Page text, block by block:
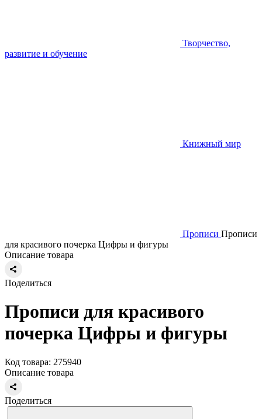
Творчество,
развитие и обучение
Книжный мир
Прописи Прописи
для красивого почерка Цифры и фигуры
Описание товара
Поделиться
Прописи для красивого
почерка Цифры и фигуры
Код товара: 275940
Описание товара
Поделиться